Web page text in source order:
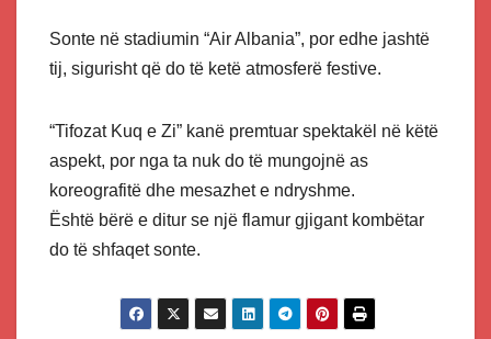
Sonte në stadiumin “Air Albania”, por edhe jashtë
tij, sigurisht që do të ketë atmosferë festive.
“Tifozat Kuq e Zi” kanë premtuar spektakël në këtë
aspekt, por nga ta nuk do të mungojnë as
koreografitë dhe mesazhet e ndryshme.
Është bërë e ditur se një flamur gjigant kombëtar
do të shfaqet sonte.